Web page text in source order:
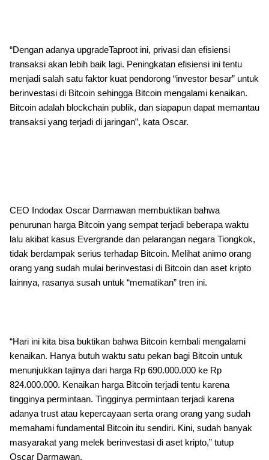
“Dengan adanya upgradeTaproot ini, privasi dan efisiensi
transaksi akan lebih baik lagi. Peningkatan efisiensi ini tentu
menjadi salah satu faktor kuat pendorong “investor besar” untuk
berinvestasi di Bitcoin sehingga Bitcoin mengalami kenaikan.
Bitcoin adalah blockchain publik, dan siapapun dapat memantau
transaksi yang terjadi di jaringan”, kata Oscar.
CEO Indodax Oscar Darmawan membuktikan bahwa
penurunan harga Bitcoin yang sempat terjadi beberapa waktu
lalu akibat kasus Evergrande dan pelarangan negara Tiongkok,
tidak berdampak serius terhadap Bitcoin. Melihat animo orang
orang yang sudah mulai berinvestasi di Bitcoin dan aset kripto
lainnya, rasanya susah untuk “mematikan” tren ini.
“Hari ini kita bisa buktikan bahwa Bitcoin kembali mengalami
kenaikan. Hanya butuh waktu satu pekan bagi Bitcoin untuk
menunjukkan tajinya dari harga Rp 690.000.000 ke Rp
824.000.000. Kenaikan harga Bitcoin terjadi tentu karena
tingginya permintaan. Tingginya permintaan terjadi karena
adanya trust atau kepercayaan serta orang orang yang sudah
memahami fundamental Bitcoin itu sendiri. Kini, sudah banyak
masyarakat yang melek berinvestasi di aset kripto,” tutup
Oscar Darmawan.